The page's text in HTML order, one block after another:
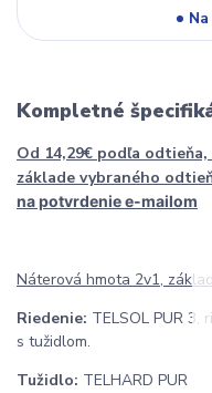
Kompletné
Od 14,29€ podľa
základe vybraného
na potvrdenie e-mailom
Náterová hmota 2v1,
Riedenie: TELSOL PUR 3,
s tužidlom.
Tužidlo: TELHARD PUR